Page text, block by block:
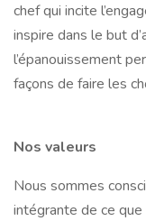
chef qui incite
inspire dans le but
l’épanouissement
façons de faire les
Nos valeurs
Nous sommes
intégrante de ce que